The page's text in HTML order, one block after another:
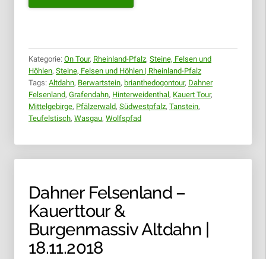
HINTERWEIDENTHAL
Kategorie: On Tour, Rheinland-Pfalz, Steine, Felsen und
Höhlen, Steine, Felsen und Höhlen | Rheinland-Pfalz
Tags: Altdahn, Berwartstein, brianthedogontour, Dahner
Felsenland, Grafendahn, Hinterweidenthal, Kauert Tour,
Mittelgebirge, Pfälzerwald, Südwestpfalz, Tanstein,
Teufelstisch, Wasgau, Wolfspfad
Dahner Felsenland –
Kauerttour &
Burgenmassiv Altdahn |
18.11.2018